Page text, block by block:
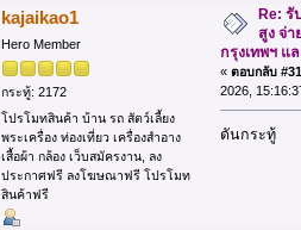
kajaikao1
Hero Member
กระทู้: 2172
โปรโมทสินค้า บ้าน รถ สัตว์เลี้ยง
พระเครื่อง ท่องเที่ยว เครื่องสำอาง
เสื้อผ้า กล้อง เว็บสมัครงาน, ลง
ประกาศฟรี ลงโฆษณาฟรี โปรโมท
สินค้าฟรี
Re: รั
สูง จ่
กรุงเทพฯ
« ตอบกลับ
2026,
ดันกระทู้